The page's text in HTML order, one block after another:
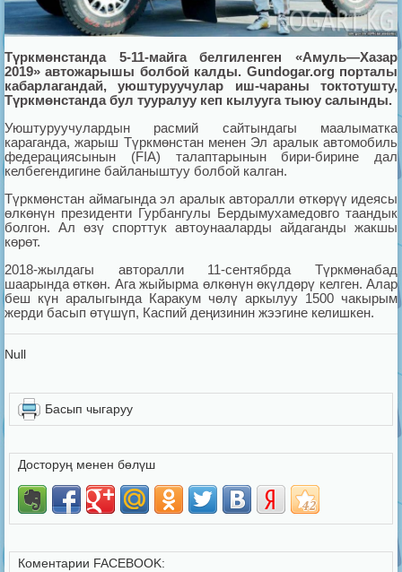
Түркмөнстанда 5-11-майга белгиленген «Амуль—Хазар
2019» автожарышы болбой калды. Gundogar.org порталы
кабарлагандай, уюштуруучулар иш-чараны токтотушту,
Түркмөнстанда бул тууралуу кеп кылууга тыюу салынды.
Уюштуруучулардын расмий сайтындагы маалыматка
караганда, жарыш Түркмөнстан менен Эл аралык автомобиль
федерациясынын (FIA) талаптарынын бири-бирине дал
келбегендигине байланыштуу болбой калган.
Түркмөнстан аймагында эл аралык авторалли өткөрүү идеясы
өлкөнүн президенти Гурбангулы Бердымухамедовго таандык
болгон. Ал өзү спорттук автоунааларды айдаганды жакшы
көрөт.
2018-жылдагы авторалли 11-сентябрда Түркмөнабад
шаарында өткөн. Ага жыйырма өлкөнүн өкүлдөрү келген. Алар
беш күн аралыгында Каракум чөлү аркылуу 1500 чакырым
жерди басып өтүшүп, Каспий деңизинин жээгине келишкен.
Null
Басып чыгаруу
Досторуң менен бөлүш
Коментарии FACEBOOK: